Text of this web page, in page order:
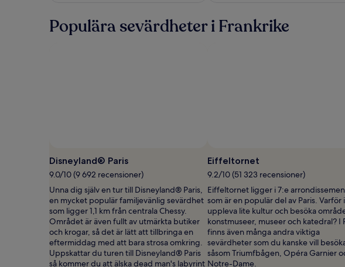
om
standardpris.
Populära sevärdheter i Frankrike
Disneyland® Paris
9.0/10 (9 692 recensioner)
Unna dig själv en tur till Disneyland® Paris,
en mycket populär familjevänlig sevärdhet
som ligger 1,1 km från centrala Chessy.
Området är även fullt av utmärkta butiker
och krogar, så det är lätt att tillbringa en
eftermiddag med att bara strosa omkring.
Uppskattar du turen till Disneyland® Paris
så kommer du att älska dead man's labyrint
Eiffeltornet
9.2/10 (51 323 recensioner)
Eiffeltornet ligger i 7:e
som är en populär del av Paris. Varför
uppleva lite kultur och besöka
konstmuseer, museer och katedral? I
finns även många andra viktiga
sevärdheter som du kanske vill
såsom Triumfbågen, Opéra Garnier
Notre-Dame.